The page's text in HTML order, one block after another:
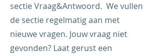
sectie Vraag&Antwoord. We vullen
de sectie regelmatig aan met
nieuwe vragen. Jouw vraag niet
gevonden? Laat gerust een